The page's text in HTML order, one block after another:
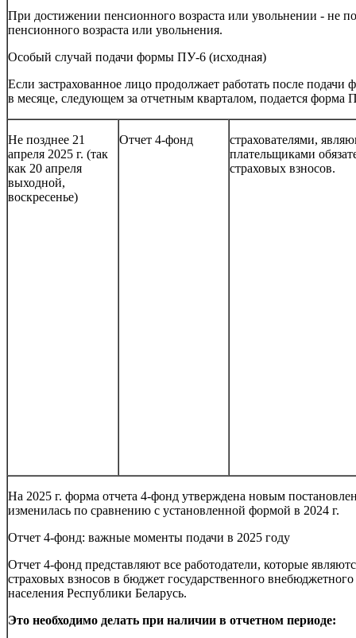
При достижении пенсионного возраста или увольнении - не
пенсионного возраста или увольнения.
Особый случай подачи формы ПУ-6 (исходная)
Если застрахованное лицо продолжает работать после
в месяце, следующем за отчетным кварталом, подается форма
Не позднее 21
апреля 2025 г. (так
как 20 апреля
выходной,
воскресенье)
Отчет 4-фонд
страхователями,
плательщиками
страховых взносов.
На 2025 г. форма отчета 4-фонд утверждена новым
изменилась по сравнению с установленной формой в 2024 г.
Отчет 4-фонд: важные моменты подачи в 2025 году
Отчет 4-фонд представляют все работодатели, которые
страховых взносов в бюджет государственного
населения Республики Беларусь.
Это необходимо делать при наличии в отчетном периоде: